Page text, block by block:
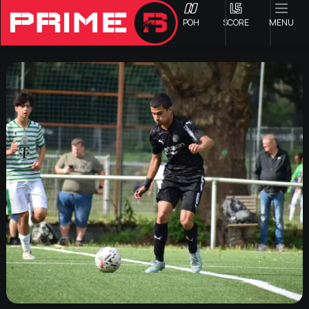
ΡΟΗ SCORE MENU
ΟΦΗ
Γ ΕΘΝΙΚΗ
Α1 ΕΠΣΗ
Α2 ΕΠΣΗ
Β1 ΕΠΣΗ
Β2 ΕΠΣΗ